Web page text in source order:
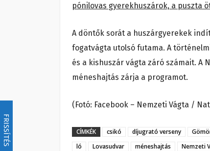
FRISSÍTÉS
pónilovas gyerekhuszárok, a puszta
A döntők sorát a huszárgyerekek
fogatvágta utolsó futama. A
és a kishuszár vágta záró számait. A
méneshajtás zárja a programot.
(Fotó: Facebook – Nemzeti Vágta /
CÍMKÉK csikó díjugrató verseny
ló
Lovasudvar méneshajtás Nemzeti